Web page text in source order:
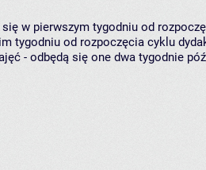
w pierwszym tygodniu od
tygodniu od rozpoczęcia cyklu
- odbędą się one dwa tygodnie